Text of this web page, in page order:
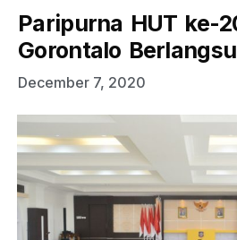
Paripurna HUT ke-
Gorontalo
December 7, 2020